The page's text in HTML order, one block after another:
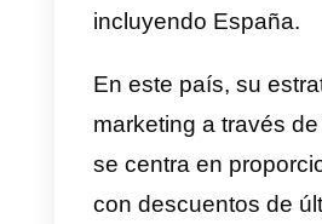
2) Whatscook
Hace más de 5
Cubocc llevó a
campaña de